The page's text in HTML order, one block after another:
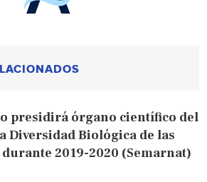
presidirá órgano científico del
Diversidad Biológica de las
2019-2020 (Semarnat)